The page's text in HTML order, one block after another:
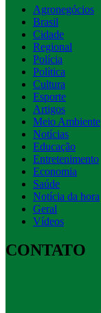
Agronegócios
Brasil
Cidade
Regional
Polícia
Política
Cultura
Esporte
Artigos
Meio Ambiente
Notícias
Educação
Entretenimento
Economia
Saúde
Notícia da hora
Geral
Vídeos
CONTATO